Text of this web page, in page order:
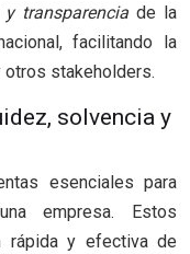
transparencia de la
facilitando la
stakeholders.
solvencia y
esenciales para
empresa. Estos
rápida y efectiva de